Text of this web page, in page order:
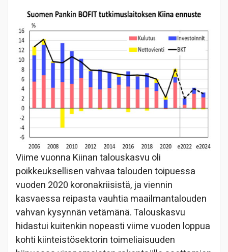
Viime vuonna Kiinan talouskasvu oli
poikkeuksellisen vahvaa talouden toipuessa
vuoden 2020 koronakriisistä, ja viennin
kasvaessa reipasta vauhtia maailmantalouden
vahvan kysynnän vetämänä. Talouskasvu
hidastui kuitenkin nopeasti viime vuoden loppua
kohti kiinteistösektorin toimeliaisuuden